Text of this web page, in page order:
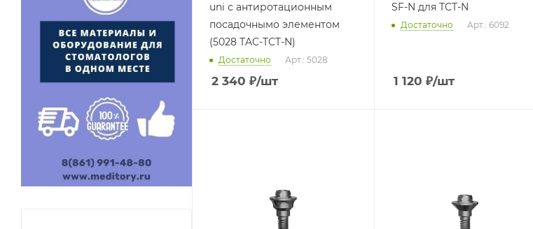
uni с антиротационным
посадочнымо элементом
(5028 TAC-TCT-N)
Достаточно Арт.: 5028
2 340 ₽/шт
SF-N для TCT-N
Достаточно Арт.: 6092
1 120 ₽/шт